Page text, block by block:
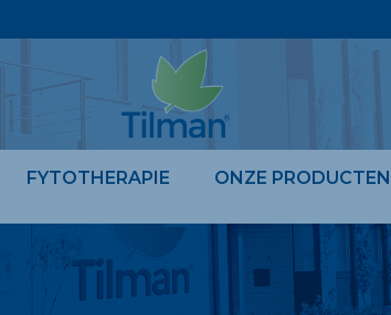
FYTOTHERAPIE ONZE PRODUCTEN